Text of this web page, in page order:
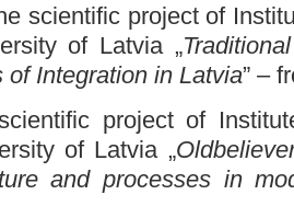
scientific project of
of Latvia „
of Integration in Latvia” –
project of
of Latvia „
and processes in